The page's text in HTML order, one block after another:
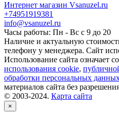
Интернет магазин Vsanuzel.ru
+74951919381
info@vsanuzel.ru
Часы работы: Пн - Вс с 9 до 20
Наличие и актуальную
телефону у менеджера. Сайт
Использование сайта означает
использования cookie,
обработки персональных
материалов сайта без
© 2003-2024. Карта сайта
×